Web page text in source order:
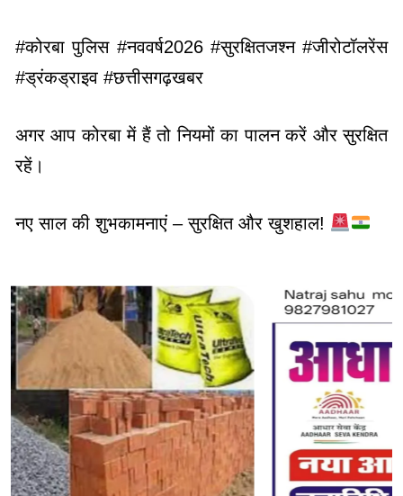
#कोरबा पुलिस #नववर्ष2026 #सुरक्षितजश्न #जीरोटॉलरेंस
#ड्रंकड्राइव #छत्तीसगढ़खबर
अगर आप कोरबा में हैं तो नियमों का पालन करें और सुरक्षित
रहें।
नए साल की शुभकामनाएं – सुरक्षित और खुशहाल!